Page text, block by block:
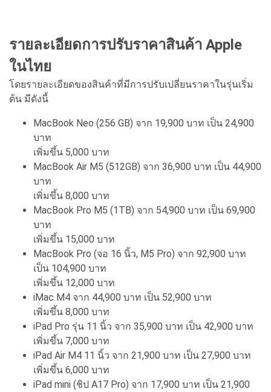
รายละเอียดการปรับราคาสินค้า Apple
ในไทย
โดยรายละเอียดของสินค้าที่มีการปรับเปลี่ยนราคาในรุ่นเริ่ม
ต้น มีดังนี้
MacBook Neo (256 GB) จาก 19,900 บาท เป็น 24,900
บาท
เพิ่มขึ้น 5,000 บาท
MacBook Air M5 (512GB) จาก 36,900 บาท เป็น 44,900
บาท
เพิ่มขึ้น 8,000 บาท
MacBook Pro M5 (1TB) จาก 54,900 บาท เป็น 69,900
บาท
เพิ่มขึ้น 15,000 บาท
MacBook Pro (จอ 16 นิ้ว, M5 Pro) จาก 92,900 บาท
เป็น 104,900 บาท
เพิ่มขึ้น 12,000 บาท
iMac M4 จาก 44,900 บาท เป็น 52,900 บาท
เพิ่มขึ้น 8,000 บาท
iPad Pro รุ่น 11 นิ้ว จาก 35,900 บาท เป็น 42,900 บาท
เพิ่มขึ้น 7,000 บาท
iPad Air M4 11 นิ้ว จาก 21,900 บาท เป็น 27,900 บาท
เพิ่มขึ้น 6,000 บาท
iPad mini (ชิป A17 Pro) จาก 17,900 บาท เป็น 21,900